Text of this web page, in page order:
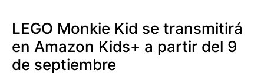
LEGO Monkie Kid se transmitirá
en Amazon Kids+ a partir del 9
de septiembre